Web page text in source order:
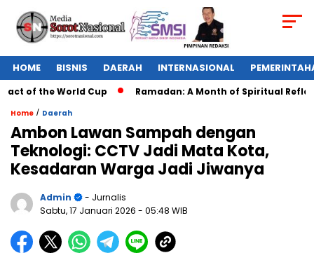
HOME BISNIS DAERAH INTERNASIONAL
of the World Cup Ramadan: A Month of Spiritual
Home / Daerah
Ambon Lawan Sampah dengan
Teknologi: CCTV Jadi Mata Kota,
Kesadaran Warga Jadi Jiwanya
Admin
- Jurnalis
Sabtu, 17 Januari 2026 - 05:48 WIB